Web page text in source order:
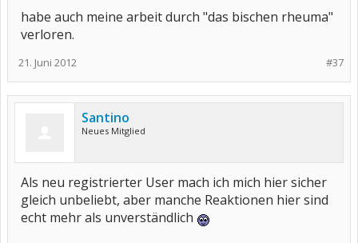
habe auch meine arbeit durch "das bischen rheuma"
verloren.
#37
21. Juni 2012
Santino
Neues Mitglied
Als neu registrierter User mach ich mich hier sicher
gleich unbeliebt, aber manche Reaktionen hier sind
echt mehr als unverständlich